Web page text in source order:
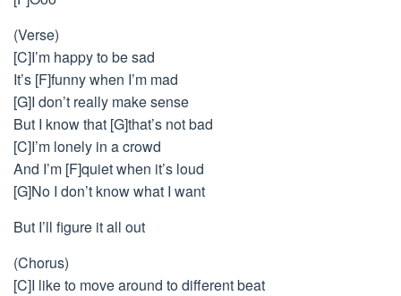
(Verse)
[C]I’m happy to be sad
It’s [F]funny when I’m mad
[G]I don’t really make sense
But I know that [G]that’s not bad
[C]I’m lonely in a crowd
And I’m [F]quiet when it’s loud
[G]No I don’t know what I want
But I’ll figure it all out
(Chorus)
[C]I like to move around to different beat